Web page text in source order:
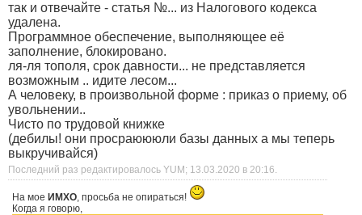
так и отвечайте - статья №... из Налогового кодекса
удалена.
Программное обеспечение, выполняющее её
заполнение, блокировано.
ля-ля тополя, срок давности... не представляется
возможным .. идите лесом...
А человеку, в произвольной форме : приказ о приему, об
увольнении..
Чисто по трудовой книжке
(дебилы! они просраюююли базы данных а мы теперь
выкручивайся)
Последний раз редактировалось YUM; 13.03.2020 в 20:16
На мое ИМХО , просьба не опираться!
Когда я говорю,